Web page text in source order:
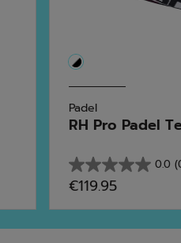
Padel
RH Pro Padel
0.0
0.0
van
de
5
€119.95